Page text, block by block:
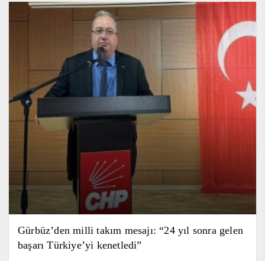
Gürbüz’den milli takım mesajı: “24 yıl sonra gelen
başarı Türkiye’yi kenetledi”